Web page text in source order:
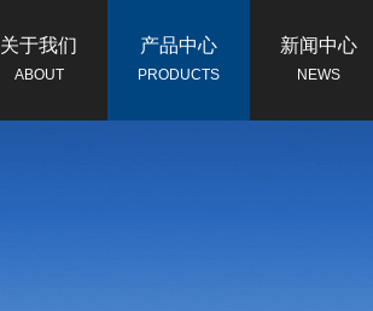
关于我们
ABOUT
产品中心
PRODUCTS
新闻中心
NEWS